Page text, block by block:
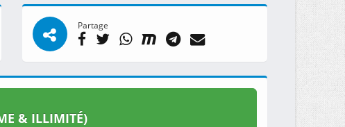
Partage
& ILLIMITÉ)